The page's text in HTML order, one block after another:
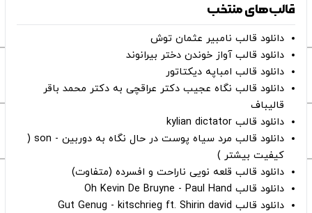
قالب‌های منتخب
دانلود قالب نامبیر عثمان ‌توش
دانلود قالب آواز خوندن دختر بیرانوند
دانلود قالب امباپه دیکتاتور
دانلود قالب نگاه عجیب دکتر عراقچی به دکتر محمد باقر
قالیباف
دانلود قالب kylian dictator
دانلود قالب مرد سیاه پوست در حال نگاه به دوربین - son (
کیفیت بیشتر )
دانلود قالب قلعه نویی ناراحت و افسرده (متفاوت)
دانلود قالب Oh Kevin De Bruyne - Paul Hand
دانلود قالب Gut Genug - kitschrieg ft. Shirin david